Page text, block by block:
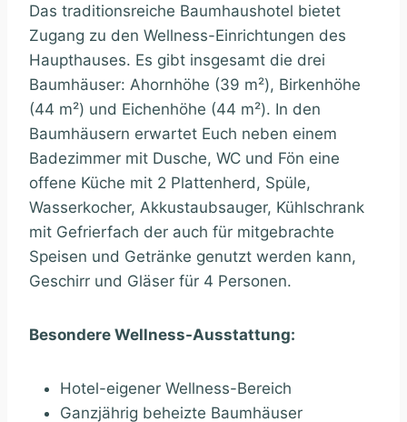
Das traditionsreiche Baumhaushotel bietet
Zugang zu den Wellness-Einrichtungen des
Haupthauses. Es gibt insgesamt die drei
Baumhäuser: Ahornhöhe (39 m²), Birkenhöhe
(44 m²) und Eichenhöhe (44 m²). In den
Baumhäusern erwartet Euch neben einem
Badezimmer mit Dusche, WC und Fön eine
offene Küche mit 2 Plattenherd, Spüle,
Wasserkocher, Akkustaubsauger, Kühlschrank
mit Gefrierfach der auch für mitgebrachte
Speisen und Getränke genutzt werden kann,
Geschirr und Gläser für 4 Personen.
Besondere Wellness-Ausstattung:
Hotel-eigener Wellness-Bereich
Ganzjährig beheizte Baumhäuser